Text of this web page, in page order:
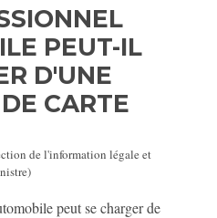
PEUT-IL
D'UNE
CARTE
de l'information légale et
peut se charger de